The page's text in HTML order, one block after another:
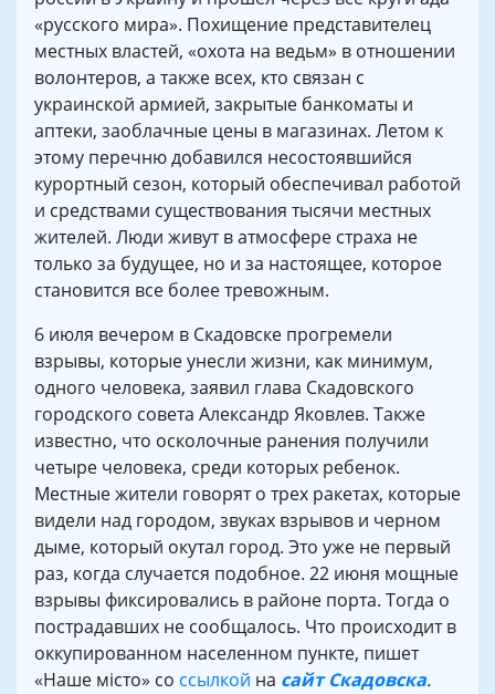
«русского мира». Похищение представителец
местных властей, «охота на ведьм» в отношении
волонтеров, а также всех, кто связан с
украинской армией, закрытые банкоматы и
аптеки, заоблачные цены в магазинах. Летом к
этому перечню добавился несостоявшийся
курортный сезон, который обеспечивал работой
и средствами существования тысячи местных
жителей. Люди живут в атмосфере страха не
только за будущее, но и за настоящее, которое
становится все более тревожным.
6 июля вечером в Скадовске прогремели
взрывы, которые унесли жизни, как минимум,
одного человека, заявил глава Скадовского
городского совета Александр Яковлев. Также
известно, что осколочные ранения получили
четыре человека, среди которых ребенок.
Местные жители говорят о трех ракетах, которые
видели над городом, звуках взрывов и черном
дыме, который окутал город. Это уже не первый
раз, когда случается подобное. 22 июня мощные
взрывы фиксировались в районе порта. Тогда о
пострадавших не сообщалось. Что происходит в
оккупированном населенном пункте, пишет
«Наше місто» со ссылкой на сайт Скадовска.